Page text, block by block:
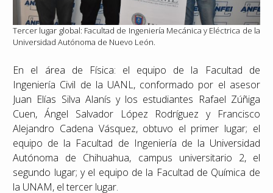
Tercer lugar global: Facultad de Ingeniería Mecánica y Eléctrica de la
Universidad Autónoma de Nuevo León.
En el área de Física: el equipo de la Facultad de
Ingeniería Civil de la UANL, conformado por el asesor
Juan Elías Silva Alanís y los estudiantes Rafael Zúñiga
Cuen, Ángel Salvador López Rodríguez y Francisco
Alejandro Cadena Vásquez, obtuvo el primer lugar; el
equipo de la Facultad de Ingeniería de la Universidad
Autónoma de Chihuahua, campus universitario 2, el
segundo lugar; y el equipo de la Facultad de Química de
la UNAM, el tercer lugar.